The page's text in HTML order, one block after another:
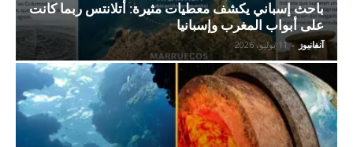
باحث إسباني يكشف معطيات مثيرة: أتلانتس ربما كانت
على أبواب المغرب وإسبانيا
آنفانيوز - 11 يوليو، 2026